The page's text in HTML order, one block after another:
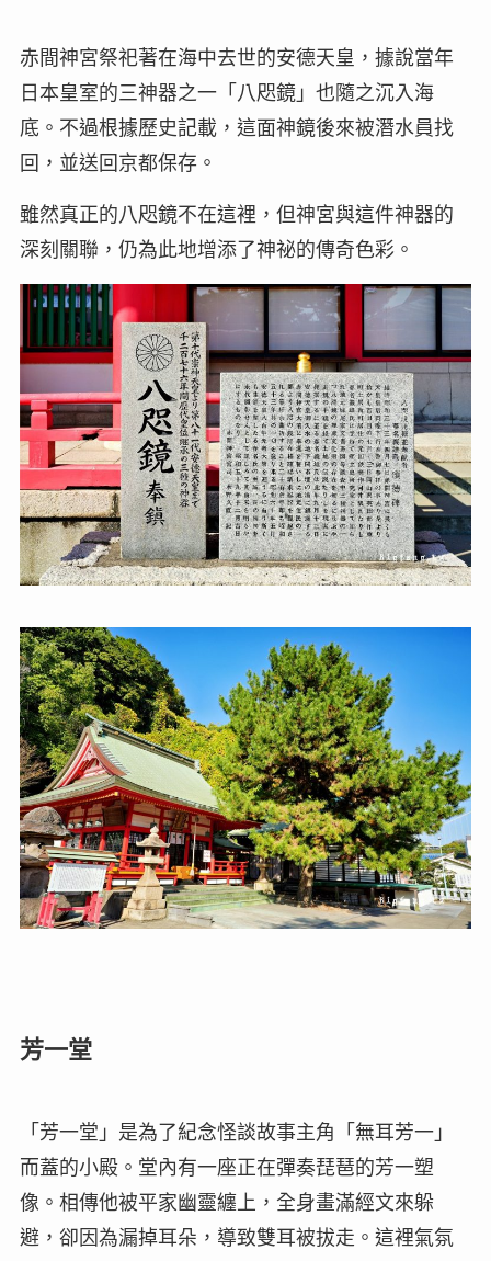
赤間神宮祭祀著在海中去世的安德天皇，據說當年
日本皇室的三神器之一「八咫鏡」也隨之沉入海
底。不過根據歷史記載，這面神鏡後來被潛水員找
回，並送回京都保存。
雖然真正的八咫鏡不在這裡，但神宮與這件神器的
深刻關聯，仍為此地增添了神祕的傳奇色彩。
芳一堂
「芳一堂」是為了紀念怪談故事主角「無耳芳一」
而蓋的小殿。堂內有一座正在彈奏琵琶的芳一塑
像。相傳他被平家幽靈纏上，全身畫滿經文來躲
避，卻因為漏掉耳朵，導致雙耳被拔走。這裡氣氛